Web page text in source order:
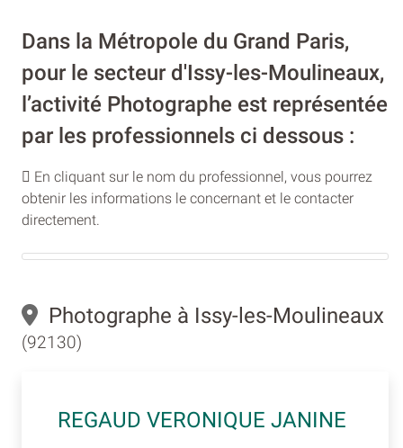
Dans la Métropole du Grand Paris,
pour le secteur d'Issy-les-Moulineaux,
l’activité Photographe est représentée
par les professionnels ci dessous :
En cliquant sur le nom du professionnel, vous pourrez
obtenir les informations le concernant et le contacter
directement.
Photographe à Issy-les-Moulineaux
(92130)
REGAUD VERONIQUE JANINE